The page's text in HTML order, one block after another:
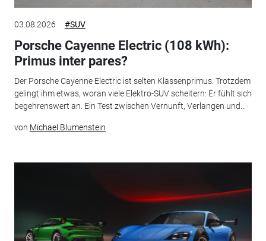
03.08.2026 #SUV
Porsche Cayenne Electric (108 kWh):
Primus inter pares?
Der Porsche Cayenne Electric ist selten Klassenprimus. Trotzdem
gelingt ihm etwas, woran viele Elektro-SUV scheitern: Er fühlt sich
begehrenswert an. Ein Test zwischen Vernunft, Verlangen und...
von Michael Blumenstein